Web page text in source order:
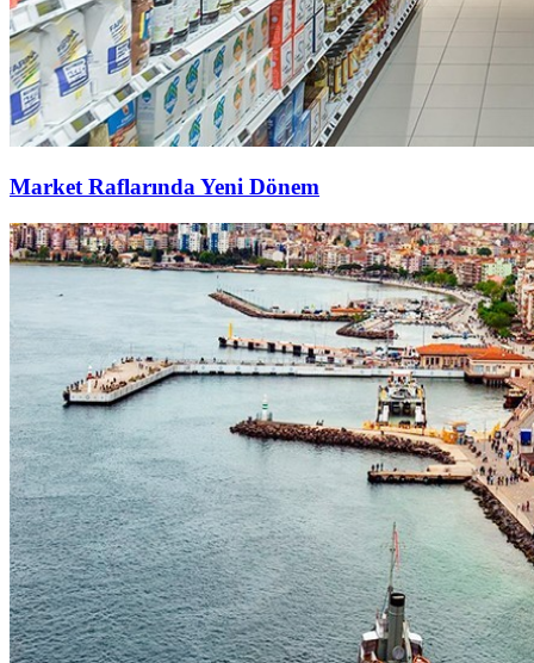
Market Raflarında Yeni Dönem